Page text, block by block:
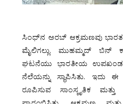
ಸಿಂಧ್‌ನ ಅರಬ್ ಆಕ್ರಮಣವು
ಮೈಲಿಗಲ್ಲು. ಮುಹಮ್ಮದ್ ಬಿನ್
ಘಟನೆಯು ಭಾರತೀಯ
ನೆಲೆಯನ್ನು ಸ್ಥಾಪಿಸಿತು. ಇದು ಈ
ರೂಪಿಸುವ ಸಾಂಸ್ಕೃತಿಕ